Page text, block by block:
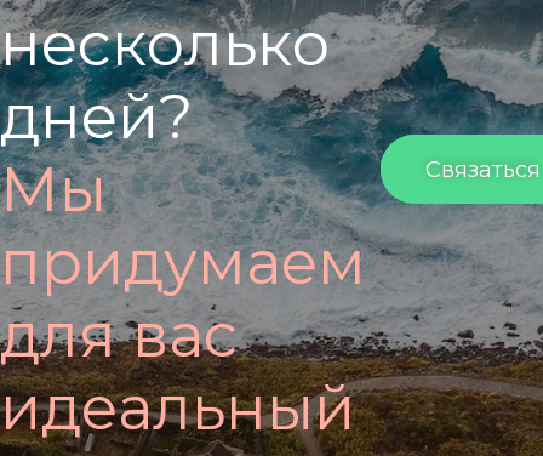
несколько
дней?
Мы
придумаем
для вас
идеальный
Связаться